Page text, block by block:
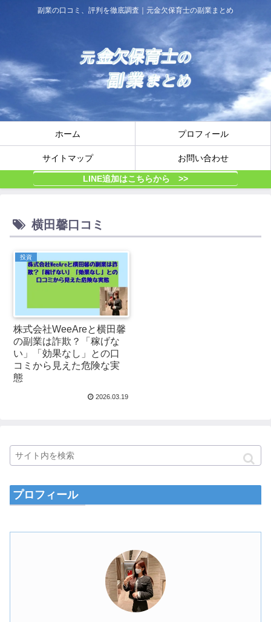
副業の口コミ、評判を徹底調査｜元金欠保育士の副業まとめ
ホーム プロフィール
サイトマップ お問い合わせ
LINE追加はこちらから >>
横田馨口コミ
投資
株式会社WeeAreと横田馨
の副業は詐欺？「稼げな
い」「効果なし」との口
コミから見えた危険な実
態
2026.03.19
プロフィール